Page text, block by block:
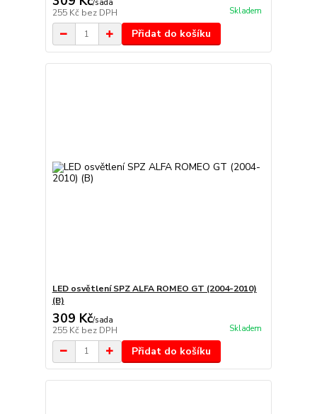
/sada
255 Kč bez DPH Skladem
Přidat do košíku
LED osvětlení SPZ ALFA ROMEO GT (2004-2010)
(B)
309 Kč/sada
255 Kč bez DPH Skladem
Přidat do košíku